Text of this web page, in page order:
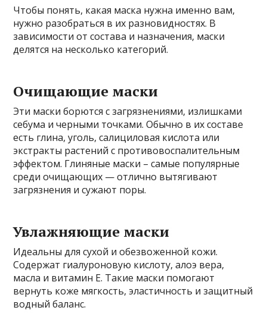
Чтобы понять, какая маска нужна именно вам,
нужно разобраться в их разновидностях. В
зависимости от состава и назначения, маски
делятся на несколько категорий.
Очищающие маски
Эти маски борются с загрязнениями, излишками
себума и черными точками. Обычно в их составе
есть глина, уголь, салициловая кислота или
экстракты растений с противовоспалительным
эффектом. Глиняные маски – самые популярные
среди очищающих — отлично вытягивают
загрязнения и сужают поры.
Увлажняющие маски
Идеальны для сухой и обезвоженной кожи.
Содержат гиалуроновую кислоту, алоэ вера,
масла и витамин Е. Такие маски помогают
вернуть коже мягкость, эластичность и защитный
водный баланс.